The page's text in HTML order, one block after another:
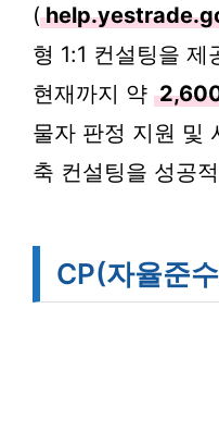
(
형 1:1 컨설팅을 제
현재까지 약
물자 판정 지원 및
축 컨설팅을 성공
CP(자율준